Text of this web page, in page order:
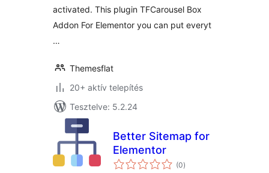
activated. This plugin TFCarousel Box
Addon For Elementor you can put everyt
…
Themesflat
20+ aktív telepítés
Tesztelve: 5.2.24
Better Sitemap for
Elementor
(0értékelés
összesen
)